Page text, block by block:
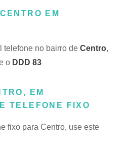
EM
telefone no bairro de Centro,
o DDD 83
EM
TELEFONE FIXO
fixo para Centro, use este